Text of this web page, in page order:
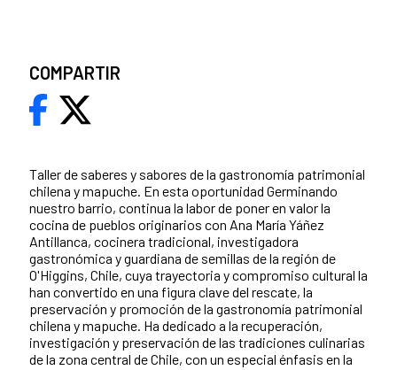
Taller de saberes y sabores de la gastronomía patrimonial
chilena y mapuche. En esta oportunidad Germinando
nuestro barrio, continua la labor de poner en valor la
cocina de pueblos originarios con Ana María Yáñez
Antillanca, cocinera tradicional, investigadora
gastronómica y guardiana de semillas de la región de
O'Higgins, Chile, cuya trayectoria y compromiso cultural la
han convertido en una figura clave del rescate, la
preservación y promoción de la gastronomía patrimonial
chilena y mapuche. Ha dedicado a la recuperación,
investigación y preservación de las tradiciones culinarias
de la zona central de Chile, con un especial énfasis en la
COMPARTIR